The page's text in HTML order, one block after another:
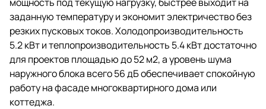
заданную температуру и экономит электричество без
резких пусковых токов. Холодопроизводительность
5.2 кВт и теплопроизводительность 5.4 кВт достаточно
для проектов площадью до 52 м2, а уровень шума
наружного блока всего 56 дБ обеспечивает спокойную
работу на фасаде многоквартирного дома или
коттеджа.